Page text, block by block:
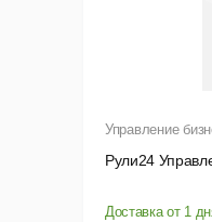
запасы и повысить
Управление
Рули24
Доставка от 1